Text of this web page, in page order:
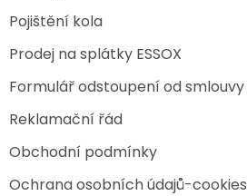
Pojištění kola
Prodej na splátky ESSOX
Formulář odstoupení od smlouvy
Reklamační řád
Obchodní podmínky
Ochrana osobních údajů-cookies